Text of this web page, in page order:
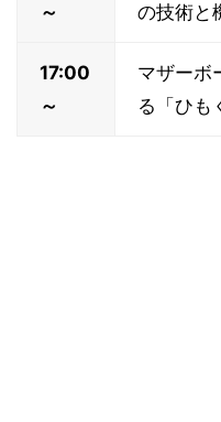
～
の技術と
17:00
～
マザーボ
る「ひも